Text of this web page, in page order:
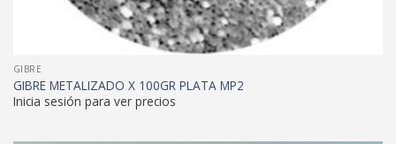
GIBRE
GIBRE METALIZADO X 100GR PLATA MP2
Inicia sesión para ver precios